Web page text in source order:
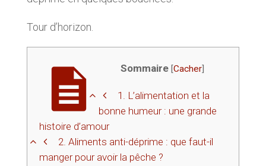
Tour d’horizon.
Sommaire [Cacher]
1. L’alimentation et la
bonne humeur : une grande
histoire d’amour
2. Aliments anti-déprime : que faut-il
manger pour avoir la pêche ?